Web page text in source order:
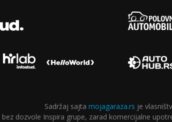
Sadržaj sajta mojagaraza.rs je
dozvole Inspira grupe, zarad komercijalne